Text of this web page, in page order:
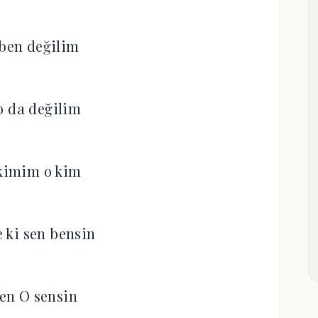
değilim
da değilim
o kim
ki sen bensin
O sensin